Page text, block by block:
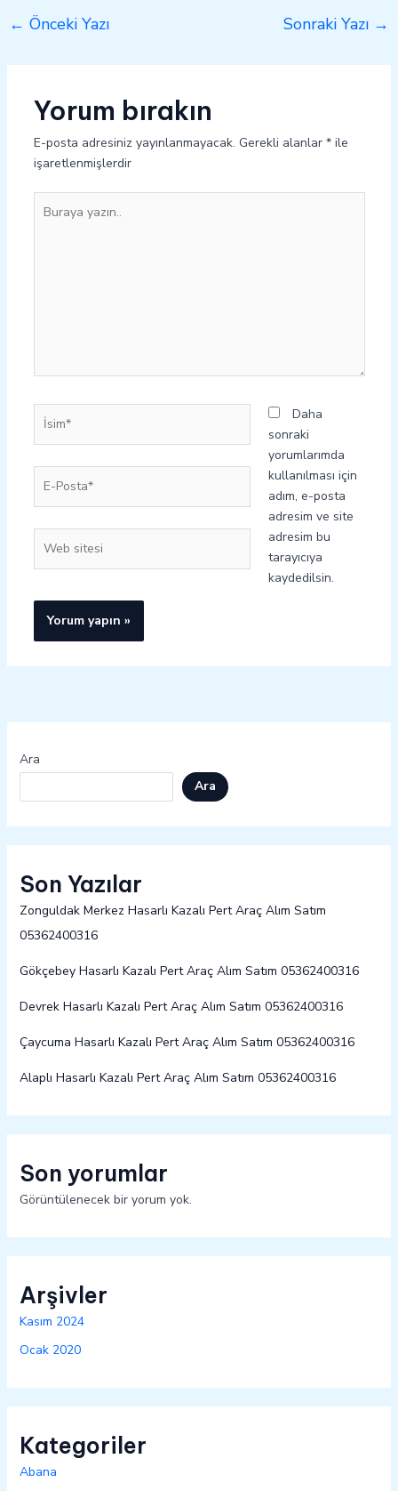
← Önceki Yazı Sonraki Yazı →
Yorum bırakın
E-posta adresiniz yayınlanmayacak. Gerekli alanlar *ile
işaretlenmişlerdir
yazın..
İsim*
Posta*
sitesi
Daha
sonraki
yorumlarımda
kullanılması için
adım, e-posta
adresim ve site
adresim bu
tarayıcıya
kaydedilsin.
Ara
Ara
Son Yazılar
Zonguldak Merkez Hasarlı Kazalı Pert Araç Alım Satım
05362400316
Gökçebey Hasarlı Kazalı Pert Araç Alım Satım 05362400316
Devrek Hasarlı Kazalı Pert Araç Alım Satım 05362400316
Çaycuma Hasarlı Kazalı Pert Araç Alım Satım 05362400316
Alaplı Hasarlı Kazalı Pert Araç Alım Satım 05362400316
Son yorumlar
Görüntülenecek bir yorum yok.
Arşivler
Kasım 2024
Ocak 2020
Kategoriler
Abana